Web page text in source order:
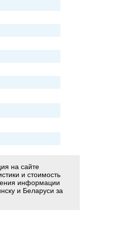
на сайте
и стоимость
информации
и Беларуси за